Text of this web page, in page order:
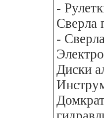
-
Сверла
-
Диски